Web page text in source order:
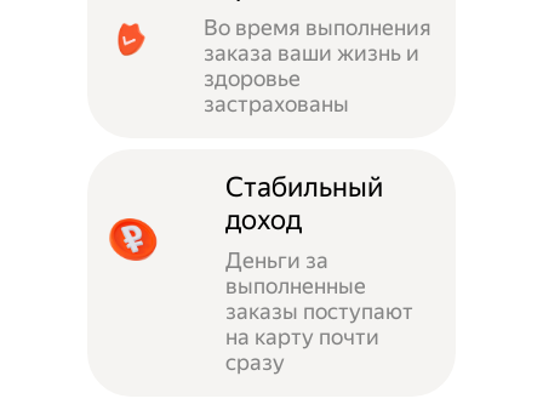
Во время выполнения
заказа ваши жизнь и
здоровье
застрахованы
Стабильный
доход
Деньги за
выполненные
заказы поступают
на карту почти
сразу